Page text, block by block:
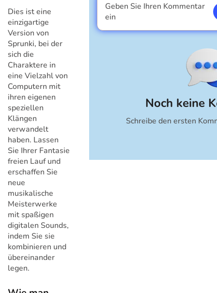
Dies ist eine
einzigartige
Version von
Sprunki, bei der
sich die
Charaktere in
eine Vielzahl von
Computern mit
ihren eigenen
speziellen
Klängen
verwandelt
haben. Lassen
Sie Ihrer Fantasie
freien Lauf und
erschaffen Sie
neue
musikalische
Meisterwerke
mit spaßigen
digitalen Sounds,
indem Sie sie
kombinieren und
übereinander
legen.
Noch keine
Schreibe den ersten
Geben Sie Ihren Kommentar
ein
Abbrechen